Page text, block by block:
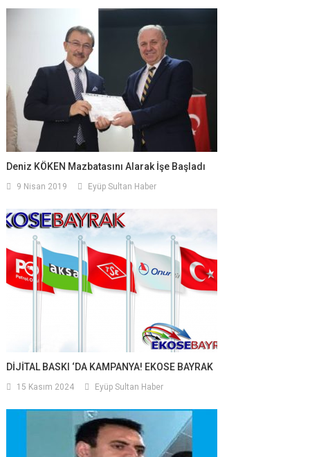
Deniz KÖKEN Mazbatasını Alarak İşe Başladı
9 Nisan 2019 Eyüp Sultan Haber
DİJİTAL BASKI ‘DA KAMPANYA! EKOSE BAYRAK
15 Kasım 2024 Eyüp Sultan Haber